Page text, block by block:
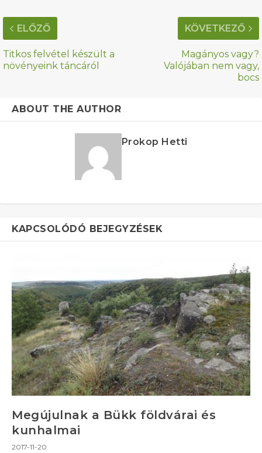
ELŐZŐ
Titkos felvétel készült a
növényeink táncáról
KÖVETKEZŐ
Magányos vagy?
Valójában nem vagy,
bocs
ABOUT THE AUTHOR
Prokop Hetti
KAPCSOLÓDÓ BEJEGYZÉSEK
Megújulnak a Bükk földvárai és
kunhalmai
2017-11-20